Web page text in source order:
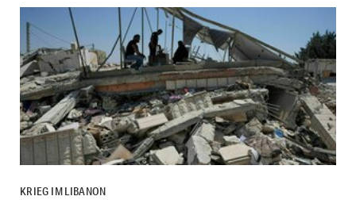
KRIEG IM LIBANON